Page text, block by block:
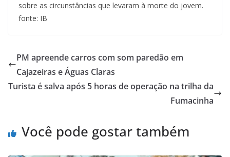
sobre as circunstâncias que levaram à morte do jovem.
fonte: IB
PM apreende carros com som paredão em
Cajazeiras e Águas Claras
Turista é salva após 5 horas de operação na trilha da
Fumacinha
Você pode gostar também